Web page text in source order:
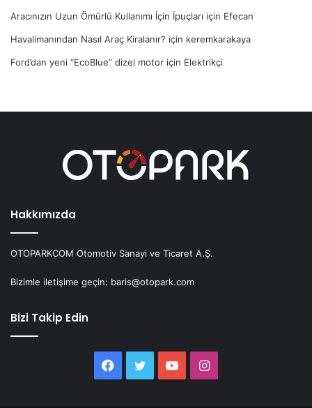
Aracınızın Uzun Ömürlü Kullanımı İçin İpuçları için Efecan
Havalimanından Nasıl Araç Kiralanır? için keremkarakaya
Ford’dan yeni “EcoBlue” dizel motor için Elektrikçi
Hakkımızda
OTOPARKCOM Otomotiv Sanayi ve Ticaret A.Ş.
Bizimle iletişime geçin: baris@otopark.com
Bizi Takip Edin
Facebook
Twitter YouTubeInstagram